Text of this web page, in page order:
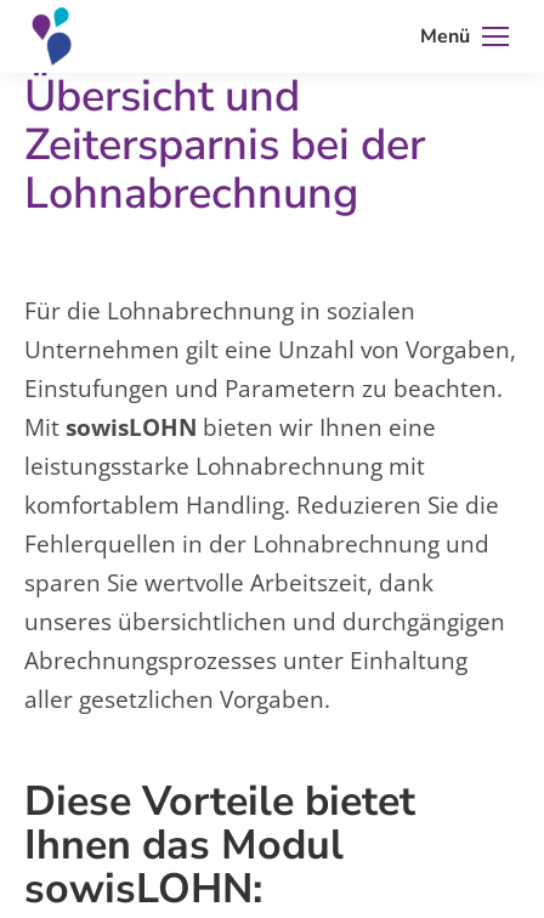
Menü
Übersicht und
Zeitersparnis bei der
Lohnabrechnung
Für die Lohnabrechnung in sozialen
Unternehmen gilt eine Unzahl von Vorgaben,
Einstufungen und Parametern zu beachten.
Mit sowisLOHN bieten wir Ihnen eine
leistungsstarke Lohnabrechnung mit
komfortablem Handling. Reduzieren Sie die
Fehlerquellen in der Lohnabrechnung und
sparen Sie wertvolle Arbeitszeit, dank
unseres übersichtlichen und durchgängigen
Abrechnungsprozesses unter Einhaltung
aller gesetzlichen Vorgaben.
Diese Vorteile bietet
Ihnen das Modul
sowisLOHN: